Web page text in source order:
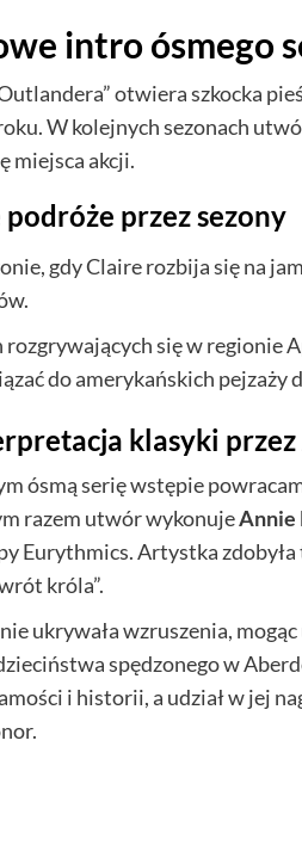
intro ósmego
otwiera szkocka
W kolejnych sezonach
miejsca akcji.
przez sezony
gdy Claire rozbija się na
rozgrywających się w
do amerykańskich pejzaży
klasyki
ósmą serię wstępie
razem utwór wykonujeAnnie
Eurythmics. Artystka
króla”.
ukrywała wzruszenia,
spędzonego w
i historii, a udział w jej